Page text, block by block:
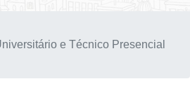
e Técnico Presencial